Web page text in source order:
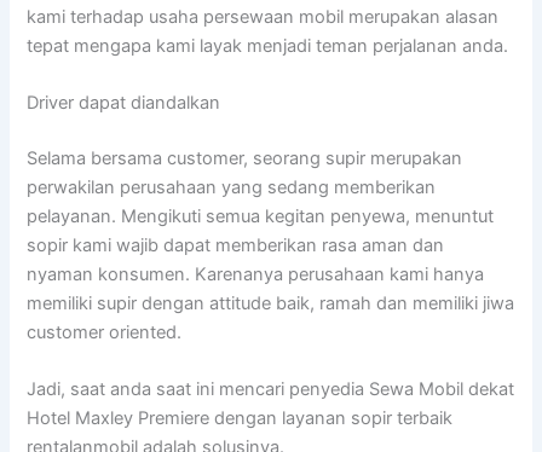
kami terhadap usaha persewaan mobil merupakan alasan
tepat mengapa kami layak menjadi teman perjalanan anda.
Driver dapat diandalkan
Selama bersama customer, seorang supir merupakan
perwakilan perusahaan yang sedang memberikan
pelayanan. Mengikuti semua kegitan penyewa, menuntut
sopir kami wajib dapat memberikan rasa aman dan
nyaman konsumen. Karenanya perusahaan kami hanya
memiliki supir dengan attitude baik, ramah dan memiliki jiwa
customer oriented.
Jadi, saat anda saat ini mencari penyedia Sewa Mobil dekat
Hotel Maxley Premiere dengan layanan sopir terbaik
rentalanmobil adalah solusinya.